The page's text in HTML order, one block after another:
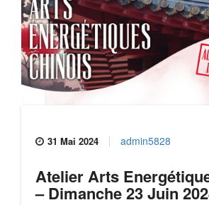
31 Mai 2024 admin5828
Atelier Arts
– Dimanche 23 Juin